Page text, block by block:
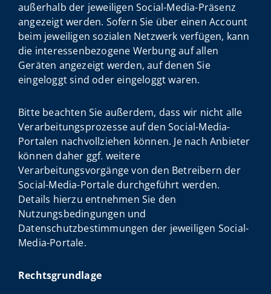
außerhalb der jeweiligen Social-Media-Präsenz
angezeigt werden. Sofern Sie über einen Account
beim jeweiligen sozialen Netzwerk verfügen, kann
die interessenbezogene Werbung auf allen
Geräten angezeigt werden, auf denen Sie
eingeloggt sind oder eingeloggt waren.
Bitte beachten Sie außerdem, dass wir nicht alle
Verarbeitungsprozesse auf den Social-Media-
Portalen nachvollziehen können. Je nach Anbieter
können daher ggf. weitere
Verarbeitungsvorgänge von den Betreibern der
Social-Media-Portale durchgeführt werden.
Details hierzu entnehmen Sie den
Nutzungsbedingungen und
Datenschutzbestimmungen der jeweiligen Social-
Media-Portale.
Rechtsgrundlage